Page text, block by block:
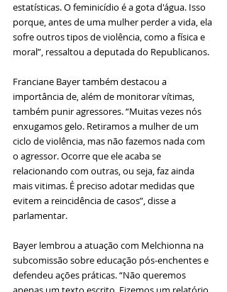
estatísticas. O feminicídio é a gota d'água. Isso
porque, antes de uma mulher perder a vida, ela
sofre outros tipos de violência, como a física e
moral”, ressaltou a deputada do Republicanos.
Franciane Bayer também destacou a
importância de, além de monitorar vítimas,
também punir agressores. “Muitas vezes nós
enxugamos gelo. Retiramos a mulher de um
ciclo de violência, mas não fazemos nada com
o agressor. Ocorre que ele acaba se
relacionando com outras, ou seja, faz ainda
mais vitimas. É preciso adotar medidas que
evitem a reincidência de casos”, disse a
parlamentar.
Bayer lembrou a atuação com Melchionna na
subcomissão sobre educação pós-enchentes e
defendeu ações práticas. “Não queremos